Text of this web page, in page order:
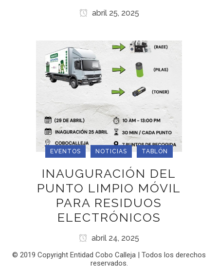
abril 25, 2025
EVENTOS NOTICIAS TABLÓN
INAUGURACIÓN DEL
PUNTO LIMPIO MÓVIL
PARA RESIDUOS
ELECTRÓNICOS
abril 24, 2025
© 2019 Copyright Entidad Cobo Calleja | Todos los derechos
reservados.